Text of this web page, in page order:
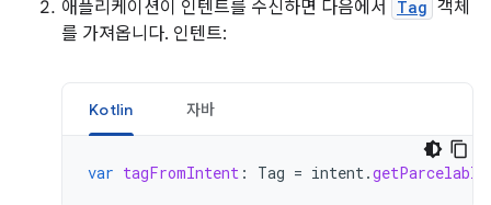
애플리케이션이 인텐트를 수신하면 다음에서 Tag 객체
를 가져옵니다. 인텐트:
Kotlin 자바
var tagFromIntent : Tag = intent.